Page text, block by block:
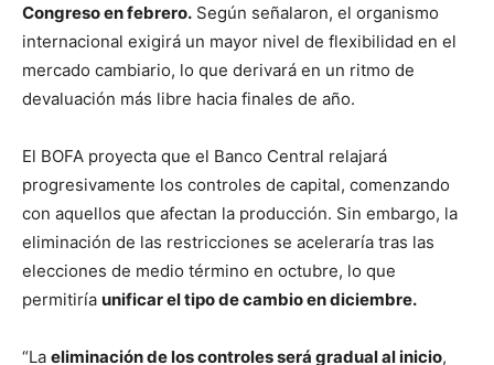
Congreso en febrero. Según señalaron, el organismo
internacional exigirá un mayor nivel de flexibilidad en el
mercado cambiario, lo que derivará en un ritmo de
devaluación más libre hacia finales de año.
El BOFA proyecta que el Banco Central relajará
progresivamente los controles de capital, comenzando
con aquellos que afectan la producción. Sin embargo, la
eliminación de las restricciones se aceleraría tras las
elecciones de medio término en octubre, lo que
permitiría unificar el tipo de cambio en diciembre.
“La eliminación de los controles será gradual al inicio,